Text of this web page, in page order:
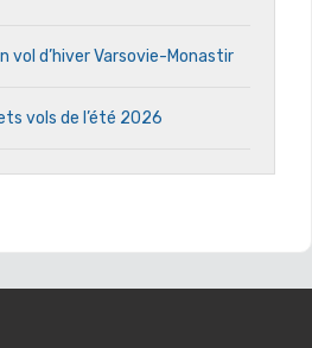
vol d’hiver Varsovie-Monastir
vols de l’été 2026